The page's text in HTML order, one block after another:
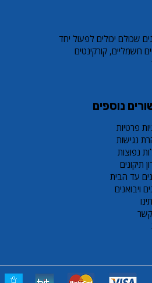
Regular Price‏1,350.00 ‏₪
Sale PriceYoko 16
Regular Price‏4,100.00 ‏₪
Sale Price‏3,280.00 ‏₪
שכולם יכולים לפעול יחד
חשמליים, קורקינטים
נוספים
פרטיות
נגישות
נפוצות
תיקונים
עד הבית
ויבואנים